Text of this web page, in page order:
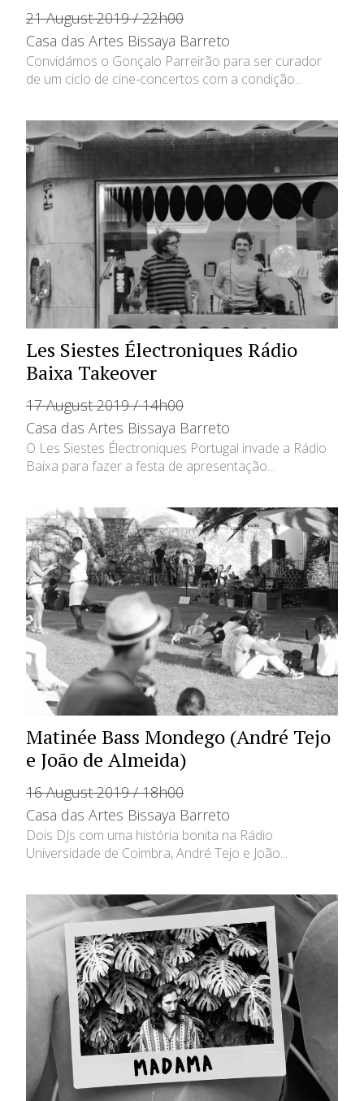
21 August 2019 / 22h00
Casa das Artes Bissaya Barreto
Convidámos o Gonçalo Parreirão para ser curador
de um ciclo de cine-concertos com a condição...
Les Siestes Électroniques Rádio
Baixa Takeover
17 August 2019 / 14h00
Casa das Artes Bissaya Barreto
O Les Siestes Électroniques Portugal invade a Rádio
Baixa para fazer a festa de apresentação...
Matinée Bass Mondego (André Tejo
e João de Almeida)
16 August 2019 / 18h00
Casa das Artes Bissaya Barreto
Dois DJs com uma história bonita na Rádio
Universidade de Coimbra, André Tejo e João...